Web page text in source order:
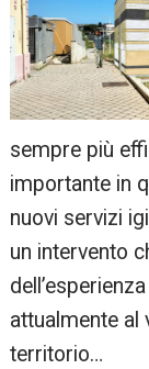
sempre più
importante in
nuovi servizi
un intervento
attualmente al
territorio…